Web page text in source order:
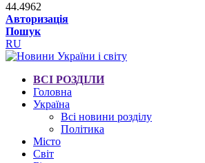
44.4962
Авторизація
Пошук
RU
ВСІ РОЗДІЛИ
Головна
Україна
Всі новини розділу
Політика
Місто
Світ